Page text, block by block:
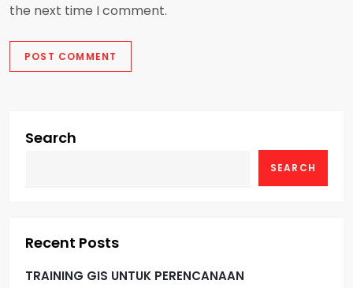
the next time I comment.
Search
SEARCH
Recent Posts
TRAINING GIS UNTUK PERENCANAAN